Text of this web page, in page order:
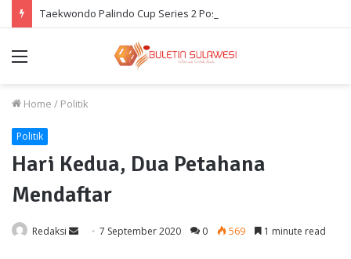
Menu
Home / Politik
Politik
Hari Kedua, Dua Petahana
Mendaftar
Redaksi
Send 7 September 2020 0 569 1 minute read